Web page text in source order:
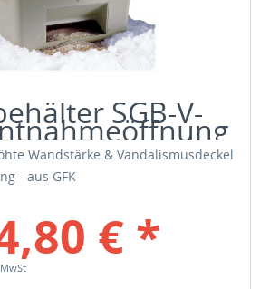
SGB-V-
Wandstärke & Vandalismusdeckel
- aus GFK
€ *